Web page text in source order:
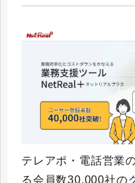
テレアポ・電話営業
る会員数30,000社の